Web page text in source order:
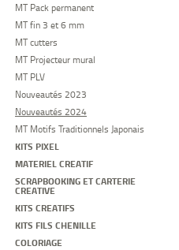
MT Pack permanent
MT fin 3 et 6 mm
MT cutters
MT Projecteur mural
MT PLV
Nouveautés 2023
Nouveautés 2024
MT Motifs Traditionnels Japonais
KITS PIXEL
MATERIEL CREATIF
SCRAPBOOKING ET CARTERIE
CREATIVE
KITS CREATIFS
KITS FILS CHENILLE
COLORIAGE